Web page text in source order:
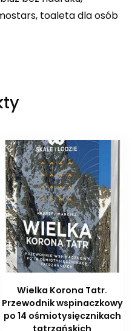
toaleta dla osób
Wielka Korona Tatr.
Przewodnik wspinaczkowy
po 14 ośmiotysięcznikach
tatrzańskich